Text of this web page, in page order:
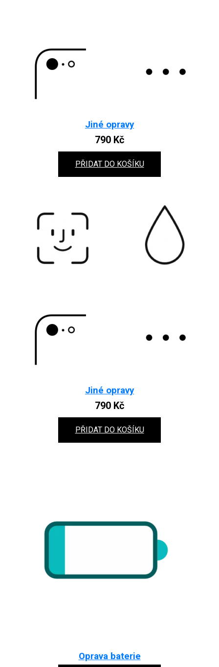
Jiné opravy
790 Kč
PŘIDAT DO KOŠÍKU
Jiné opravy
790 Kč
PŘIDAT DO KOŠÍKU
Oprava baterie